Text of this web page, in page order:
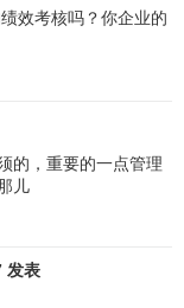
效考核吗？你企业的
的，重要的一点管理
儿
发表